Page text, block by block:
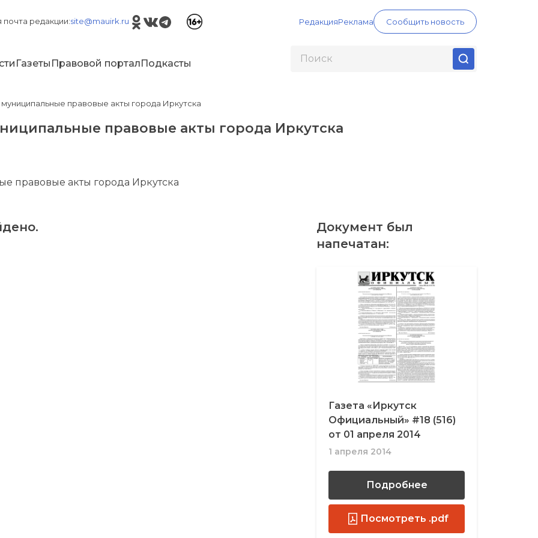
почта редакции:site@mauirk.ru РедакцияРеклама Сообщить новость
Газеты Правовой портал Подкасты
правовые акты города Иркутска
правовые акты города Иркутска
правовые акты города Иркутска
Документ был
напечатан:
Газета «Иркутск
Официальный» #18 (516)
от 01 апреля 2014
1 апреля 2014
Подробнее
Посмотреть .pdf